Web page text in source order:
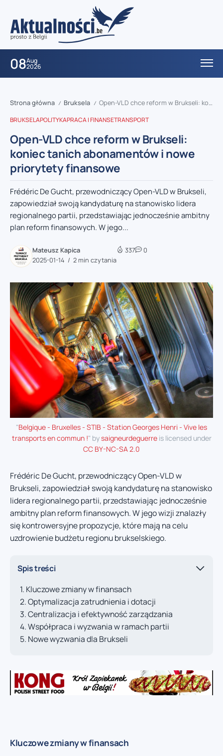
08Aug
2026
Strona główna / Bruksela / Open-VLD chce reform w Brukseli: koniec tanich abonamentów i nowe priorytety finansowe
BRUKSELAPOLITYKAPRACA I FINANSETRANSPORT
Open-VLD chce reform w Brukseli:
koniec tanich abonamentów i nowe
priorytety finansowe
Frédéric De Gucht, przewodniczący Open-VLD w Brukseli,
zapowiedział swoją kandydaturę na stanowisko lidera
regionalnego partii, przedstawiając jednocześnie ambitny
plan reform finansowych. W jego...
Mateusz Kapica
2025-01-14
2 min czytania
337 0
"Belgique - Bruxelles - STIB - Station Georges Henri - Vive les
transports en commun !" bysaigneurdeguerreis licensed under
CC BY-NC-SA 2.0
Frédéric De Gucht, przewodniczący Open-VLD w
Brukseli, zapowiedział swoją kandydaturę na stanowisko
lidera regionalnego partii, przedstawiając jednocześnie
ambitny plan reform finansowych. W jego wizji znalazły
się kontrowersyjne propozycje, które mają na celu
uzdrowienie budżetu regionu brukselskiego.
Spis treści
Kluczowe zmiany w finansach
Optymalizacja zatrudnienia i dotacji
Centralizacja i efektywność zarządzania
Współpraca i wyzwania w ramach partii
Nowe wyzwania dla Brukseli
Kluczowe zmiany w finansach